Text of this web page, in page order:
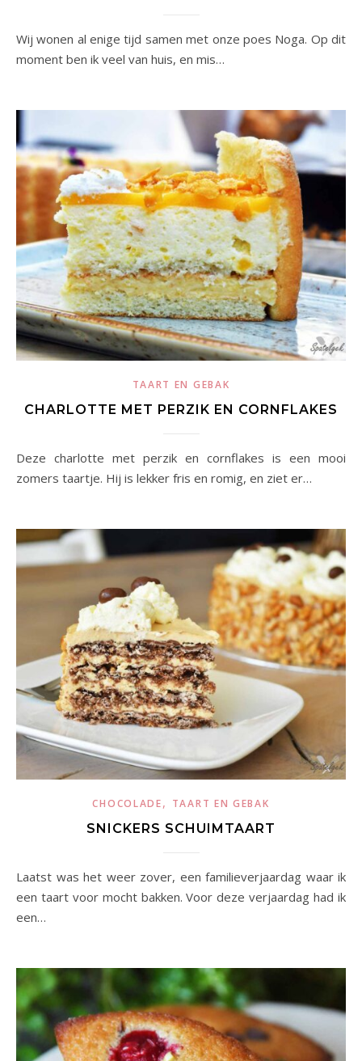
Wij wonen al enige tijd samen met onze poes Noga. Op dit
moment ben ik veel van huis, en mis…
TAART EN GEBAK
CHARLOTTE MET PERZIK EN CORNFLAKES
Deze charlotte met perzik en cornflakes is een mooi
zomers taartje. Hij is lekker fris en romig, en ziet er…
CHOCOLADE, TAART EN GEBAK
SNICKERS SCHUIMTAART
Laatst was het weer zover, een familieverjaardag waar ik
een taart voor mocht bakken. Voor deze verjaardag had ik
een…